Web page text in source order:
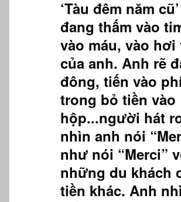
‘Tàu đêm năm cũ’
đang thấm vào
vào máu, vào
của anh. Anh rẽ
đông, tiến vào
trong bỏ tiền vào
hộp...người hát
nhìn anh nói
như nói “Merci”
những du khách
tiền khác. Anh